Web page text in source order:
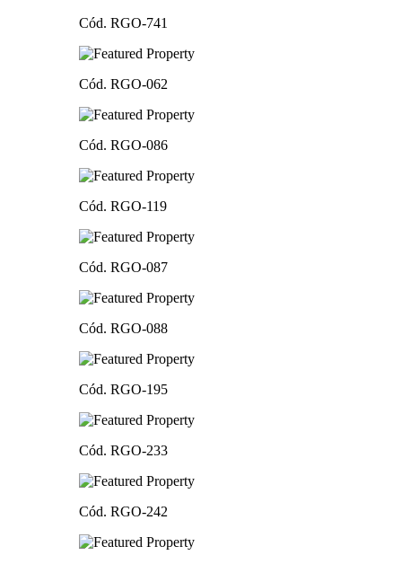
Cód. RGO-741
Cód. RGO-062
Cód. RGO-086
Cód. RGO-119
Cód. RGO-087
Cód. RGO-088
Cód. RGO-195
Cód. RGO-233
Cód. RGO-242